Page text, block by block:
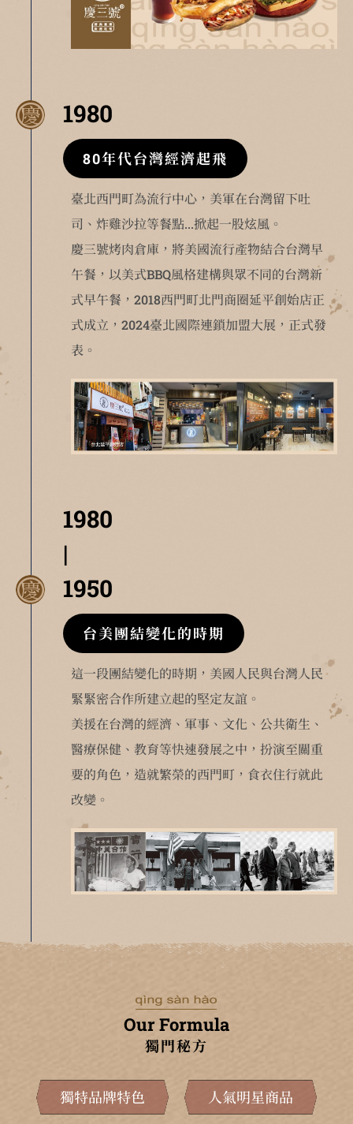
1980
80年代台灣經濟起飛
臺北西門町為流行中心，美軍在台灣留下吐
司、炸雞沙拉等餐點...掀起一股炫風。
慶三號烤肉倉庫，將美國流行產物結合台灣早
午餐，以美式BBQ風格建構與眾不同的台灣新
式早午餐，2018西門町北門商圈延平創始店正
式成立，2024臺北國際連鎖加盟大展，正式發
表。
1980
|
1950
台美團結變化的時期
這一段團結變化的時期，美國人民與台灣人民
緊緊密合作所建立起的堅定友誼。
美援在台灣的經濟、軍事、文化、公共衛生、
醫療保健、教育等快速發展之中，扮演至關重
要的角色，造就繁榮的西門町，食衣住行就此
改變。
Our Formula
獨門秘方
獨特品牌特色 人氣明星商品